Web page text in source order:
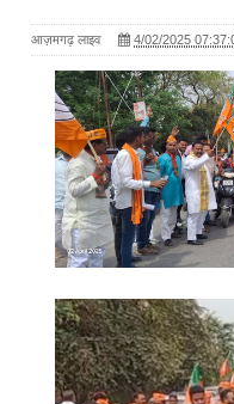
आज़मगढ़ लाइव 4/02/2025